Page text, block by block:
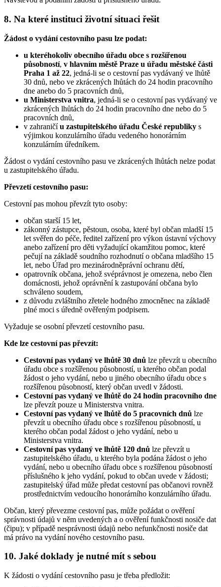
8. Na které instituci životní situaci řešit
Žádost o vydání cestovního pasu lze podat:
u kteréhokoliv obecního úřadu obce s rozšířenou
působností, v hlavním městě Praze u úřadu městské části
Praha 1 až 22, jedná-li se o cestovní pas vydávaný ve lhůtě
30 dnů, nebo ve zkrácených lhůtách do 24 hodin pracovního
dne anebo do 5 pracovních dnů,
u Ministerstva vnitra, jedná-li se o cestovní pas vydávaný ve
zkrácených lhůtách do 24 hodin pracovního dne nebo do 5
pracovních dnů,
v zahraničíu zastupitelského úřadu České republiky s
výjimkou konzulárního úřadu vedeného honorárním
konzulárním úředníkem.
Žádost o vydání cestovního pasu ve zkrácených lhůtách nelze podat
u zastupitelského úřadu.
Převzetí cestovního pasu:
Cestovní pas mohou převzít tyto osoby:
občan starší 15 let,
zákonný zástupce, pěstoun, osoba, které byl občan mladší 15
let svěřen do péče, ředitel zařízení pro výkon ústavní výchovy
anebo zařízení pro děti vyžadující okamžitou pomoc, které
pečují na základě soudního rozhodnutí o občana mladšího 15
let, nebo Úřad pro mezinárodněprávní ochranu dětí,
opatrovník občana, jehož svéprávnost je omezena, nebo člen
domácnosti, jehož oprávnění k zastupování občana bylo
schváleno soudem,
z důvodu zvláštního zřetele hodného zmocněnec na základě
plné moci s úředně ověřeným podpisem.
Vyžaduje se osobní převzetí cestovního pasu.
Kde lze cestovní pas převzít:
Cestovní pas vydaný ve lhůtě 30 dnů lze převzít u obecního
úřadu obce s rozšířenou působností, u kterého občan podal
žádost o jeho vydání, nebo u jiného obecního úřadu obce s
rozšířenou působností, který občan uvedl v žádosti.
Cestovní pas vydaný ve lhůtě do 24 hodin pracovního dne
lze převzít pouze u Ministerstva vnitra.
Cestovní pas vydaný ve lhůtě do 5 pracovních dnů lze
převzít u obecního úřadu obce s rozšířenou působností, u
kterého občan podal žádost o jeho vydání, nebo u
Ministerstva vnitra.
Cestovní pas vydaný ve lhůtě 120 dnů lze převzít u
zastupitelského úřadu, u kterého byla podána žádost o jeho
vydání, nebo u obecního úřadu obce s rozšířenou působností
příslušného k jeho vydání, pokud to občan uvede v žádosti;
zastupitelský úřad může předat cestovní pas občanovi rovněž
prostřednictvím vedoucího honorárního konzulárního úřadu.
Občan, který převezme cestovní pas, může požádat o ověření
správnosti údajů v něm uvedených a o ověření funkčnosti nosiče dat
(čipu); v případě nesprávnosti údajů nebo nefunkčnosti nosiče dat
má právo na vydání nového cestovního pasu.
10. Jaké doklady je nutné mít s sebou
K žádosti o vydání cestovního pasu je třeba předložit: